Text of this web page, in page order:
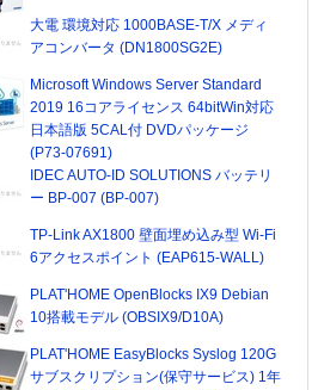
大電 環境対応 1000BASE-T/X メディ
アコンバータ (DN1800SG2E)
Microsoft Windows Server Standard
2019 16コアライセンス 64bitWin対応
日本語版 5CAL付 DVDパッケージ
(P73-07691)
IDEC AUTO-ID SOLUTIONS バッテリ
ー BP-007 (BP-007)
TP-Link AX1800 壁面埋め込み型 Wi-Fi
6アクセスポイント (EAP615-WALL)
PLAT'HOME OpenBlocks IX9 Debian
10搭載モデル (OBSIX9/D10A)
PLAT'HOME EasyBlocks Syslog 120G
サブスクリプション(保守サービス) 1年